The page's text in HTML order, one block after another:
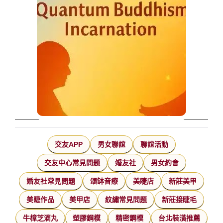
交友APP 男女聯誼 聯誼活動
交友中心常見問題 婚友社 男女約會
婚友社常見問題 頌缽音療 美睫店 新莊美甲
美睫作品 美甲店 紋繡常見問題 新莊接睫毛
牛樟芝滴丸 塑膠鋼模 精密鋼模 台北裝潢推薦